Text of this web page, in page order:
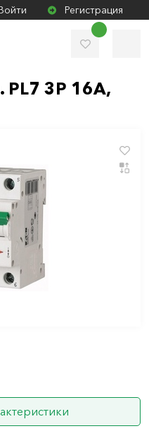
Регистрация
3P 16A,